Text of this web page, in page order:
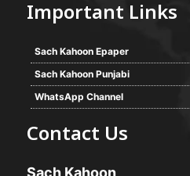
Important Links
Sach Kahoon Epaper
Sach Kahoon Punjabi
WhatsApp Channel
Contact Us
Sach Kahoon